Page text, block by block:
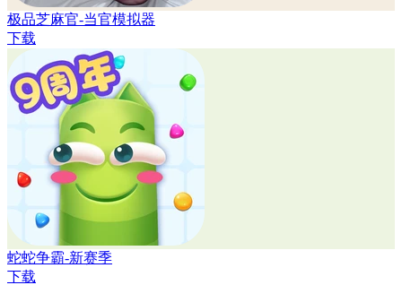
极品芝麻官-当官模拟器
下载
蛇蛇争霸-新赛季
下载